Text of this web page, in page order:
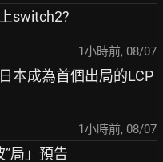
switch2?
1小時前, 08/07
本成為首個出局的LCP
1小時前, 08/07
”局」預告